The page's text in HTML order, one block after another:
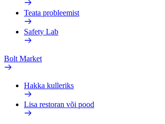
Teata probleemist
Safety Lab
Bolt Market
Hakka kulleriks
Lisa restoran või pood